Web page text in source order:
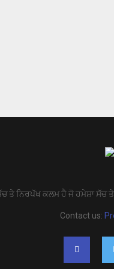
ਤੇ ਨਿਰਪੱਖ ਕਲਮ ਹੈ ਜੋ ਹਮੇਸ਼ਾ ਸੱਚ
Contact us: